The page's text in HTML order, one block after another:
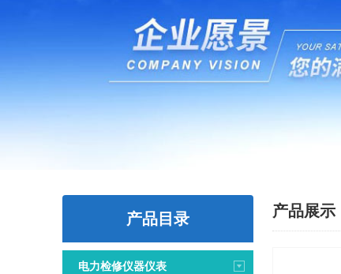
产品目录
电力检修仪器仪表
产品展示